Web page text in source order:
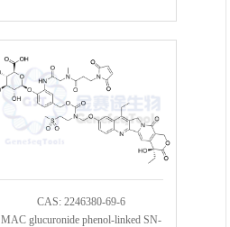
CAS: 2246380-69-6
MAC glucuronide phenol-linked SN-